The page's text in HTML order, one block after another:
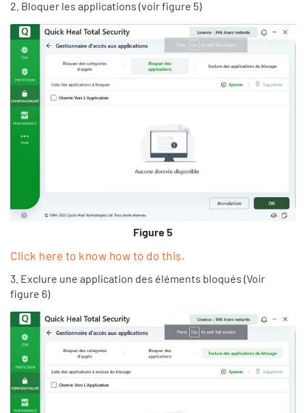
2. Bloquer les applications (voir figure 5)
Figure 5
Click here to know how to do this.
3. Exclure une application des éléments bloqués (Voir
figure 6)